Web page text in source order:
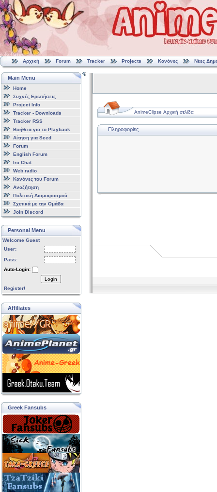
Αρχική Forum Tracker Projects Κανόνες Νέες
Main Menu
Home
Συχνές Ερωτήσεις
Project Info
Tracker - Downloads
Tracker RSS
Βοήθεια για το Playback
Αίτηση για Seed
Forum
English Forum
Irc Chat
Web radio
Κανόνες του Forum
Αναζήτηση
Πολιτική Διαμοιρασμού
Σχετικά με την Ομάδα
Join Discord
Personal Menu
Welcome Guest
User:
Pass:
Auto-Login:
Login
Register!
Affiliates
Greek Fansubs
AnimeClipse Αρχική σελίδα
Πληροφορίες